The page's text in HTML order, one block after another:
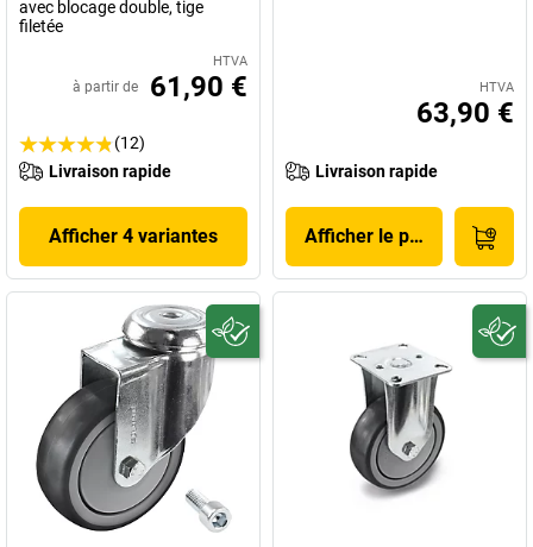
avec blocage double, tige
filetée
HTVA
à partir de 61,90 €
(12)
Livraison rapide
Afficher 4 variantes
HTVA
63,90 €
Livraison rapide
Afficher le produit